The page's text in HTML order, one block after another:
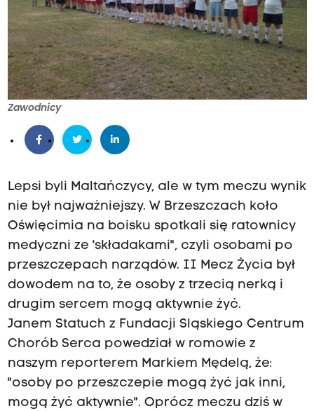
Zawodnicy
Lepsi byli Maltańczycy, ale w tym meczu wynik
nie był najważniejszy. W Brzeszczach koło
Oświęcimia na boisku spotkali się ratownicy
medyczni ze 'składakami", czyli osobami po
przeszczepach narządów. II Mecz Życia był
dowodem na to, że osoby z trzecią nerką i
drugim sercem mogą aktywnie żyć.
Janem Statuch z Fundacji Sląskiego Centrum
Chorób Serca powedział w romowie z
naszym reporterem Markiem Mędelą, że:
"osoby po przeszczepie mogą żyć jak inni,
mogą żyć aktywnie". Oprócz meczu dziś w